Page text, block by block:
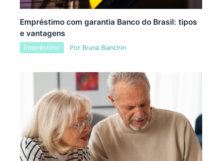
Empréstimo com garantia Banco do Brasil: tipos
e vantagens
Empréstimo Por Bruna Bianchin